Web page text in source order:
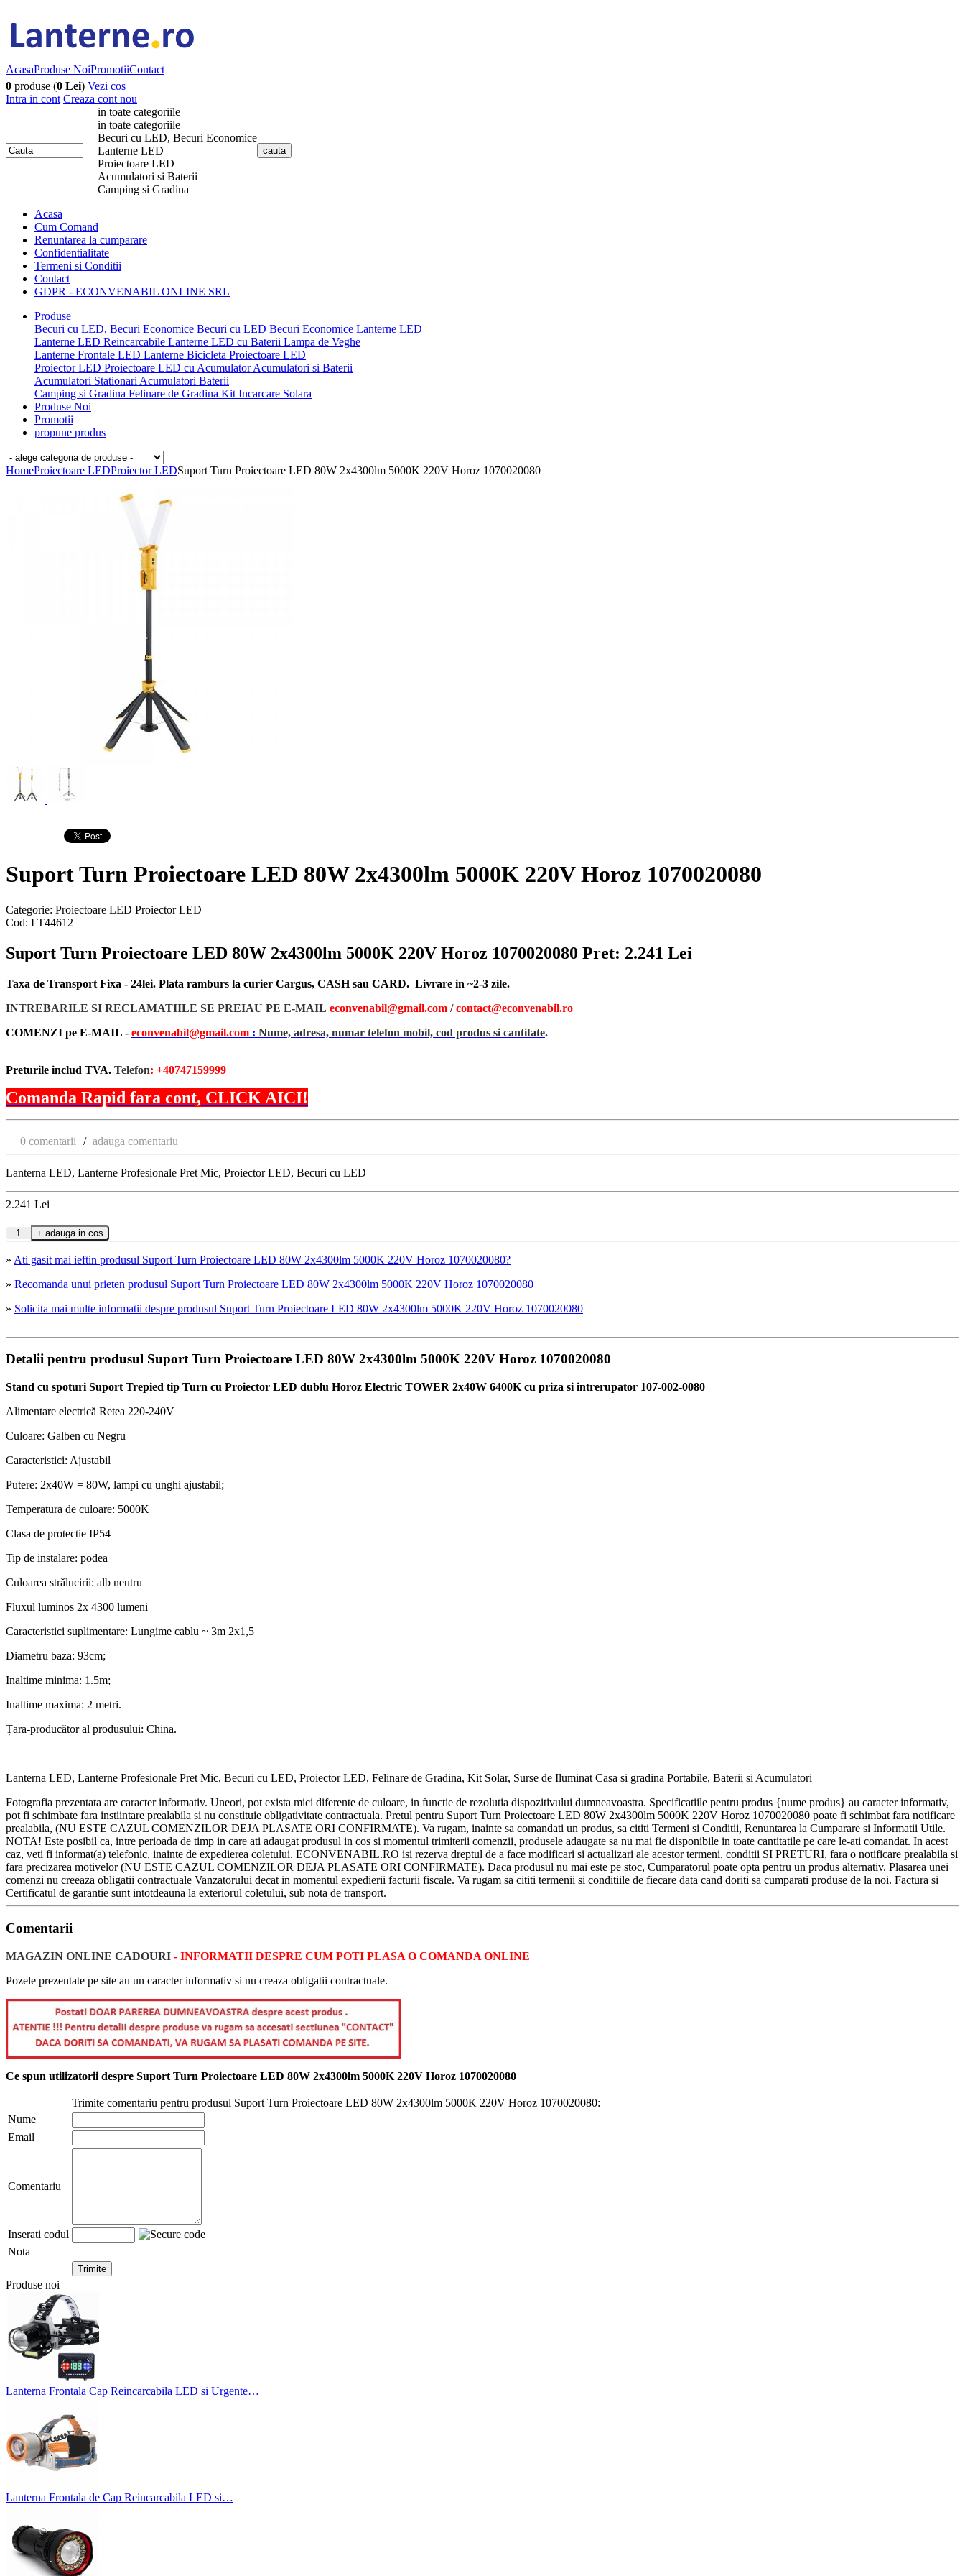
AcasaProduse NoiPromotiiContact
0 produse (0 Lei) Vezi cos
Intra in cont Creaza cont nou
in toate categoriile
in toate categoriile
Becuri cu LED, Becuri Economice
Lanterne LED
Proiectoare LED
Acumulatori si Baterii
Camping si Gradina
Acasa
Cum Comand
Renuntarea la cumparare
Confidentialitate
Termeni si Conditii
Contact
GDPR - ECONVENABIL ONLINE SRL
Produse
Becuri cu LED, Becuri Economice Becuri cu LED Becuri Economice Lanterne LED
Lanterne LED Reincarcabile Lanterne LED cu Baterii Lampa de Veghe
Lanterne Frontale LED Lanterne Bicicleta Proiectoare LED
Proiector LED Proiectoare LED cu AcumulatorAcumulatori si Baterii
Acumulatori Stationari Acumulatori Baterii
Camping si Gradina Felinare de Gradina Kit Incarcare Solara
Produse Noi
Promotii
propune produs
HomeProiectoare LEDProiector LEDSuport Turn Proiectoare LED 80W 2x4300lm 5000K 220V Horoz 1070020080
Suport Turn Proiectoare LED 80W 2x4300lm 5000K 220V Horoz 1070020080
Categorie: Proiectoare LED Proiector LED
Cod: LT44612
Suport Turn Proiectoare LED 80W 2x4300lm 5000K 220V Horoz 1070020080 Pret: 2.241 Lei
Taxa de Transport Fixa - 24lei. Plata ramburs la curier Cargus, CASH sau CARD. Livrare in ~2-3 zile.
INTREBARILE SI RECLAMATIILE SE PREIAU PE E-MAIL econvenabil@gmail.com /contact@econvenabil.ro
COMENZI pe E-MAIL - econvenabil@gmail.com : Nume, adresa, numar telefon mobil, cod produs si cantitate.
Preturile includ TVA. Telefon: +40747159999
Comanda Rapid fara cont, CLICK AICI!
0 comentarii / adauga comentariu
Lanterna LED, Lanterne Profesionale Pret Mic, Proiector LED, Becuri cu LED
2.241 Lei
» Ati gasit mai ieftin produsul Suport Turn Proiectoare LED 80W 2x4300lm 5000K 220V Horoz 1070020080?
» Recomanda unui prieten produsul Suport Turn Proiectoare LED 80W 2x4300lm 5000K 220V Horoz 1070020080
» Solicita mai multe informatii despre produsul Suport Turn Proiectoare LED 80W 2x4300lm 5000K 220V Horoz 1070020080
Detalii pentru produsul Suport Turn Proiectoare LED 80W 2x4300lm 5000K 220V Horoz 1070020080
Stand cu spoturi Suport Trepied tip Turn cu Proiector LED dublu Horoz Electric TOWER 2x40W 6400K cu priza si intrerupator 107-002-0080
Alimentare electrică Retea 220-240V
Culoare: Galben cu Negru
Caracteristici: Ajustabil
Putere: 2x40W = 80W, lampi cu unghi ajustabil;
Temperatura de culoare: 5000K
Clasa de protectie IP54
Tip de instalare: podea
Culoarea strălucirii: alb neutru
Fluxul luminos 2x 4300 lumeni
Caracteristici suplimentare: Lungime cablu ~ 3m 2x1,5
Diametru baza: 93cm;
Inaltime minima: 1.5m;
Inaltime maxima: 2 metri.
Țara-producător al produsului: China.
Lanterna LED, Lanterne Profesionale Pret Mic, Becuri cu LED, Proiector LED, Felinare de Gradina, Kit Solar, Surse de Iluminat Casa si gradina Portabile, Baterii si Acumulatori
Fotografia prezentata are caracter informativ. Uneori, pot exista mici diferente de culoare, in functie de rezolutia dispozitivului dumneavoastra. Specificatiile pentru produs {nume produs} au caracter informativ,
pot fi schimbate fara instiintare prealabila si nu constituie obligativitate contractuala. Pretul pentru Suport Turn Proiectoare LED 80W 2x4300lm 5000K 220V Horoz 1070020080 poate fi schimbat fara notificare
prealabila, (NU ESTE CAZUL COMENZILOR DEJA PLASATE ORI CONFIRMATE). Va rugam, inainte sa comandati un produs, sa cititi Termeni si Conditii, Renuntarea la Cumparare si Informatii Utile.
NOTA! Este posibil ca, intre perioada de timp in care ati adaugat produsul in cos si momentul trimiterii comenzii, produsele adaugate sa nu mai fie disponibile in toate cantitatile pe care le-ati comandat. In acest
caz, veti fi informat(a) telefonic, inainte de expedierea coletului. ECONVENABIL.RO isi rezerva dreptul de a face modificari si actualizari ale acestor termeni, conditii SI PRETURI, fara o notificare prealabila si
fara precizarea motivelor (NU ESTE CAZUL COMENZILOR DEJA PLASATE ORI CONFIRMATE). Daca produsul nu mai este pe stoc, Cumparatorul poate opta pentru un produs alternativ. Plasarea unei
comenzi nu creeaza obligatii contractuale Vanzatorului decat in momentul expedierii facturii fiscale. Va rugam sa cititi termenii si conditiile de fiecare data cand doriti sa cumparati produse de la noi. Factura si
Certificatul de garantie sunt intotdeauna la exteriorul coletului, sub nota de transport.
Comentarii
MAGAZIN ONLINE CADOURI - INFORMATII DESPRE CUM POTI PLASA O COMANDA ONLINE
Pozele prezentate pe site au un caracter informativ si nu creaza obligatii contractuale.
Ce spun utilizatorii despre Suport Turn Proiectoare LED 80W 2x4300lm 5000K 220V Horoz 1070020080
Trimite comentariu pentru produsul Suport Turn Proiectoare LED 80W 2x4300lm 5000K 220V Horoz 1070020080:
Nume
Email
Comentariu
Inserati codul
Nota
Produse noi
Lanterna Frontala Cap Reincarcabila LED si Urgente…
Lanterna Frontala de Cap Reincarcabila LED si…